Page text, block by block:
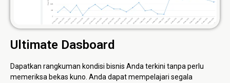
Ultimate Dasboard
Dapatkan rangkuman kondisi bisnis Anda terkini tanpa perlu
memeriksa bekas kuno. Anda dapat mempelajari segala